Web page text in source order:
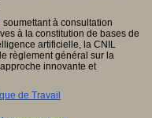
de Travail
à consultation
à la constitution de bases de
artificielle, la CNIL
règlement général sur la
innovante et